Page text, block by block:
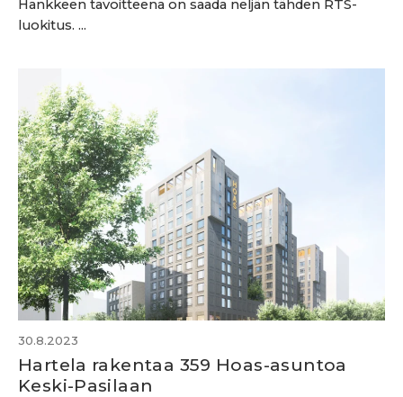
Hankkeen tavoitteena on saada neljän tähden RTS-
luokitus. ...
30.8.2023
Hartela rakentaa 359 Hoas-asuntoa
Keski-Pasilaan